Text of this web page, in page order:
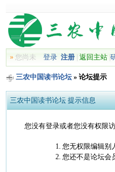
»您尚未 登录 注册| 返回主站|
三农中国读书论坛» 论坛提示
三农中国读书论坛 提示信息
您没有登录或者您没有权限
您无权限编辑别
您还不是论坛会